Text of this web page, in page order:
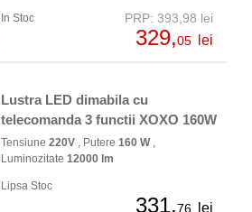
In Stoc PRP: 393,98 lei
329,05 lei
Lustra LED dimabila cu
telecomanda 3 functii XOXO 160W
Tensiune 220V , Putere 160 W,
Luminozitate 12000 lm
Lipsa Stoc
331,76 lei